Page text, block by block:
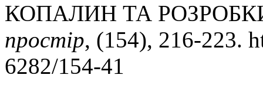
КОПАЛИН ТА
простір, (154), 216-223.
6282/154-41